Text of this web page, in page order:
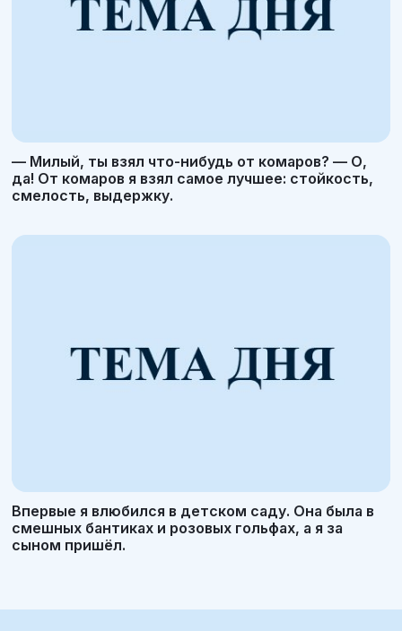
— Милый, ты взял что-нибудь от комаров? — О,
да! От комаров я взял самое лучшее: стойкость,
смелость, выдержку.
Впервые я влюбился в детском саду. Она была в
смешных бантиках и розовых гольфах, а я за
сыном пришёл.